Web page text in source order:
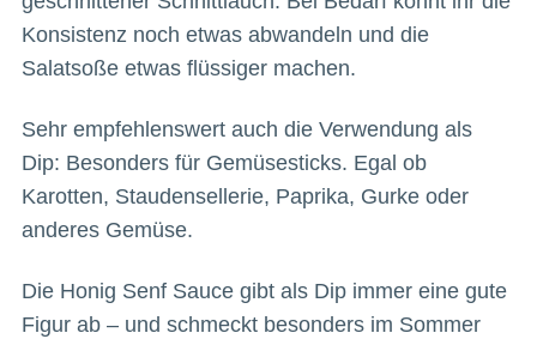
Konsistenz noch etwas abwandeln und die
Salatsoße etwas flüssiger machen.
Sehr empfehlenswert auch die Verwendung als
Dip: Besonders für Gemüsesticks. Egal ob
Karotten, Staudensellerie, Paprika, Gurke oder
anderes Gemüse.
Die Honig Senf Sauce gibt als Dip immer eine gute
Figur ab – und schmeckt besonders im Sommer